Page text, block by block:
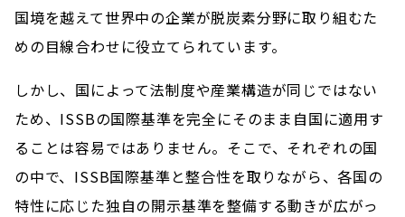
国境を越えて世界中の企業が脱炭素分野に取り組むた
めの目線合わせに役立てられています。
しかし、国によって法制度や産業構造が同じではない
ため、ISSBの国際基準を完全にそのまま自国に適用す
ることは容易ではありません。そこで、それぞれの国
の中で、ISSB国際基準と整合性を取りながら、各国の
特性に応じた独自の開示基準を整備する動きが広がっ